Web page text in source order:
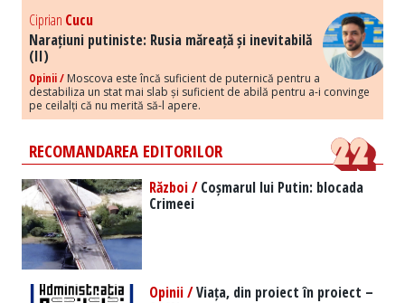
Ciprian Cucu
Narațiuni putiniste: Rusia măreață și inevitabilă
(II)
Opinii / Moscova este încă suficient de puternică pentru a
destabiliza un stat mai slab și suficient de abilă pentru a-i convinge
pe ceilalți că nu merită să-l apere.
RECOMANDAREA EDITORILOR
Război /Coșmarul lui Putin: blocada
Crimeei
Opinii /Viața, din proiect în proiect –